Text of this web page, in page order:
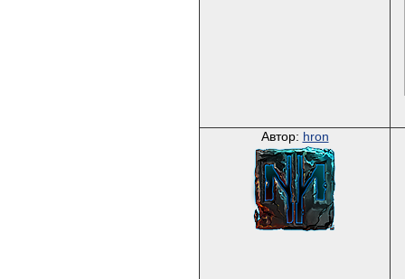
Автор: hron